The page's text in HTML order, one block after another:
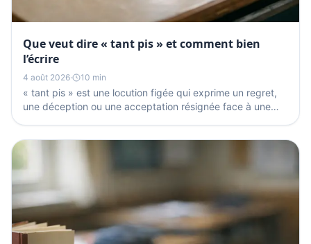
Que veut dire « tant pis » et comment bien
l’écrire
4 août 2026· 10 min
« tant pis » est une locution figée qui exprime un regret,
une déception ou une acceptation résignée face à une